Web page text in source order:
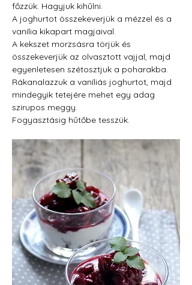
főzzük. Hagyjuk kihűlni.
A joghurtot összekeverjük a mézzel és a
vanília kikapart magjaival.
A kekszet morzsásra törjük és
összekeverjük az olvasztott vajjal, majd
egyenletesen szétosztjuk a poharakba.
Rákanalazzuk a vaníliás joghurtot, majd
mindegyik tetejére mehet egy adag
szirupos meggy.
Fogyasztásig hűtőbe tesszük.